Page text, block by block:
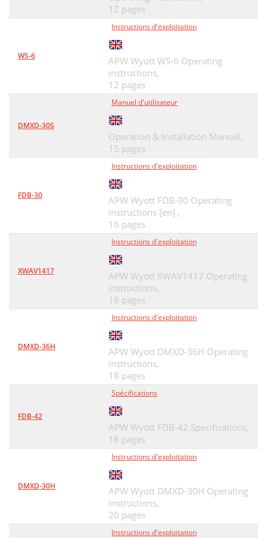
12 pages
WS-6
Instructions d'exploitation
APW Wyott WS-6 Operating
instructions,
12 pages
DMXD-30S
Manuel d'utilisateur
Operation & Installation Manual,
15 pages
FDB-30
Instructions d'exploitation
APW Wyott FDB-30 Operating
instructions [en] ,
16 pages
XWAV1417
Instructions d'exploitation
APW Wyott XWAV1417 Operating
instructions,
16 pages
DMXD-36H
Instructions d'exploitation
APW Wyott DMXD-36H Operating
instructions,
18 pages
FDB-42
Spécifications
APW Wyott FDB-42 Specifications,
18 pages
DMXD-30H
Instructions d'exploitation
APW Wyott DMXD-30H Operating
instructions,
20 pages
Instructions d'exploitation